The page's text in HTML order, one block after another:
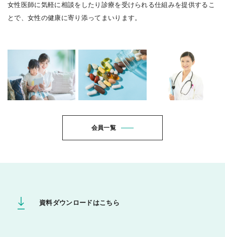
女性医師に気軽に相談をしたり診療を受けられる仕組みを提供するこ
とで、女性の健康に寄り添ってまいります。
会員一覧
資料ダウンロードはこちら